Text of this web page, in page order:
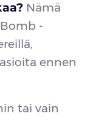
Nämä
-
ennen
tai vain